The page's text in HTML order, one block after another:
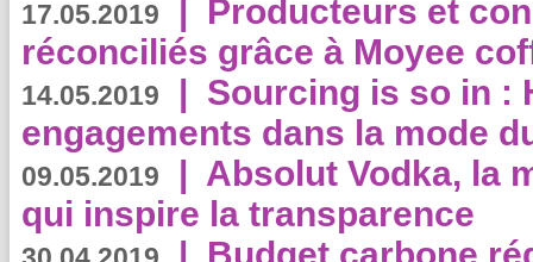
17.05.2019 | Producteurs et
réconciliés grâce à Moyee
14.05.2019 | Sourcing is so in :
engagements dans la mode
09.05.2019 | Absolut Vodka, la
qui inspire la transparence